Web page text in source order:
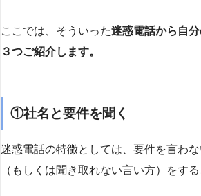
ここでは、そういった迷惑電話から自
３つご紹介します。
①社名と要件を聞く
迷惑電話の特徴としては、要件を言わ
（もしくは聞き取れない言い方）をす